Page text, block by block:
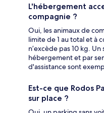
L'hébergement
compagnie ?
Oui, les animaux de
limite de 1 au total et à
n’excède pas 10 kg.
hébergement et par
d'assistance sont
Est-ce que Rodos
sur place ?